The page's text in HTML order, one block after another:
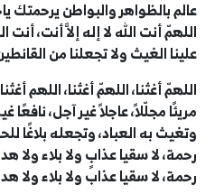
عالم بالظواهر والبواطن يرحمتك
اللهمّ أنت الله لا إله إلاَّ أنت،
علينا الغيث ولا تجعلنا من
اللهمّ أغثنا، اللهمّ أغثنا، اللهم
مريئًا مجلّلاً، عاجلاً غير آجل، نافعًا
وتغيث به العباد، وتجعله بلاغًا
رحمة، لا سقيا عذابٍ ولا بلاء ولا
رحمة، لا سقيا عذاب ولا بلاء ولا